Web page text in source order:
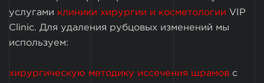
услугами клиники хирургии и косметологии VIP
Clinic. Для удаления рубцовых изменений мы
используем:
хирургическую методику иссечения шрамов с